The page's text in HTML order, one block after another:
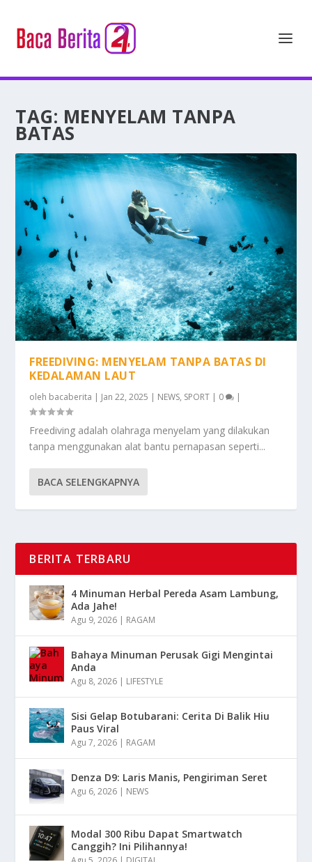
TAG: MENYELAM TANPA
BATAS
FREEDIVING: MENYELAM TANPA BATAS DI
KEDALAMAN LAUT
oleh bacaberita | Jan 22, 2025 | NEWS, SPORT | 0 |
Freediving adalah olahraga menyelam yang dilakukan
tanpa menggunakan alat bantu pernapasan seperti...
BACA SELENGKAPNYA
BERITA TERBARU
4 Minuman Herbal Pereda Asam Lambung,
Ada Jahe!
Agu 9, 2026 | RAGAM
Bahaya Minuman Perusak Gigi Mengintai
Anda
Agu 8, 2026 | LIFESTYLE
Sisi Gelap Botubarani: Cerita Di Balik Hiu
Paus Viral
Agu 7, 2026 | RAGAM
Denza D9: Laris Manis, Pengiriman Seret
Agu 6, 2026 | NEWS
Modal 300 Ribu Dapat Smartwatch
Canggih? Ini Pilihannya!